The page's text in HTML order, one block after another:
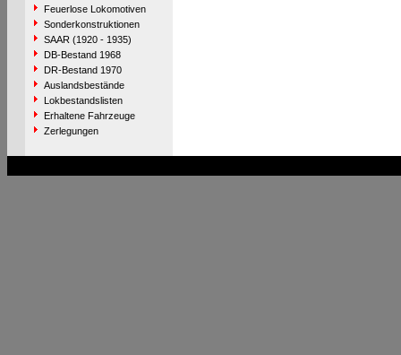
Feuerlose Lokomotiven
Sonderkonstruktionen
SAAR (1920 - 1935)
DB-Bestand 1968
DR-Bestand 1970
Auslandsbestände
Lokbestandslisten
Erhaltene Fahrzeuge
Zerlegungen